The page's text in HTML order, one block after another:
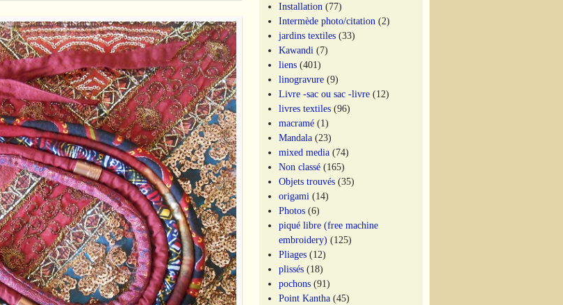
Installation (77)
Intermède photo/citation (2)
jardins textiles (33)
Kawandi (7)
liens (401)
linogravure (9)
Livre -sac ou sac -livre (12)
livres textiles (96)
macramé (1)
Mandala (23)
mixed media (74)
Non classé (165)
Objets trouvés (35)
origami (14)
Photos (6)
piqué libre (free machine
embroidery) (125)
Pliages (12)
plissés (18)
pochons (91)
Point Kantha (45)